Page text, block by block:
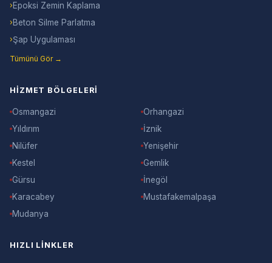
› Epoksi Zemin Kaplama
› Beton Silme Parlatma
›Şap Uygulaması
Tümünü Gör →
HIZMET BÖLGELERI
Osmangazi
Yıldırım
Nilüfer
Kestel
Gürsu
Karacabey
Mudanya
Orhangazi
İznik
Yenişehir
Gemlik
İnegöl
Mustafakemalpaşa
HIZLI LINKLER